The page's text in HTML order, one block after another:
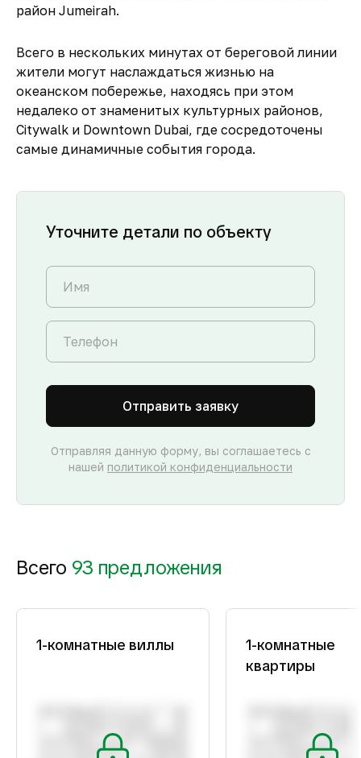
район Jumeirah.
Всего в нескольких минутах от береговой линии
жители могут наслаждаться жизнью на
океанском побережье, находясь при этом
недалеко от знаменитых культурных районов,
Citywalk и Downtown Dubai, где сосредоточены
самые динамичные события города.
Уточните детали по объекту
Отправить заявку
Отправляя данную форму, вы соглашаетесь с
нашей политикой конфиденциальности
Всего 93 предложения
1-комнатные виллы
1-комнатные
квартиры